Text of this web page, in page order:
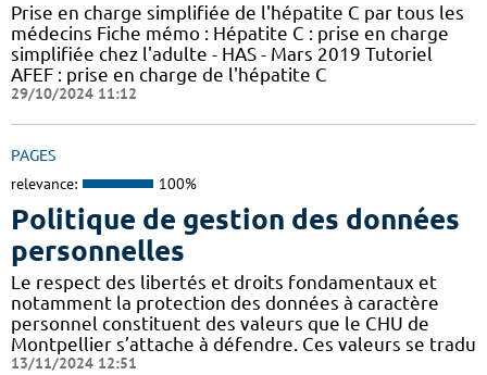
Prise en charge simplifiée de l'hépatite C par tous les
médecins Fiche mémo : Hépatite C : prise en charge
simplifiée chez l'adulte - HAS - Mars 2019 Tutoriel
AFEF : prise en charge de l'hépatite C
29/10/2024 11:12
PAGES
relevance: 100%
Politique de gestion des données
personnelles
Le respect des libertés et droits fondamentaux et
notamment la protection des données à caractère
personnel constituent des valeurs que le CHU de
Montpellier s’attache à défendre. Ces valeurs se tradu
13/11/2024 12:51